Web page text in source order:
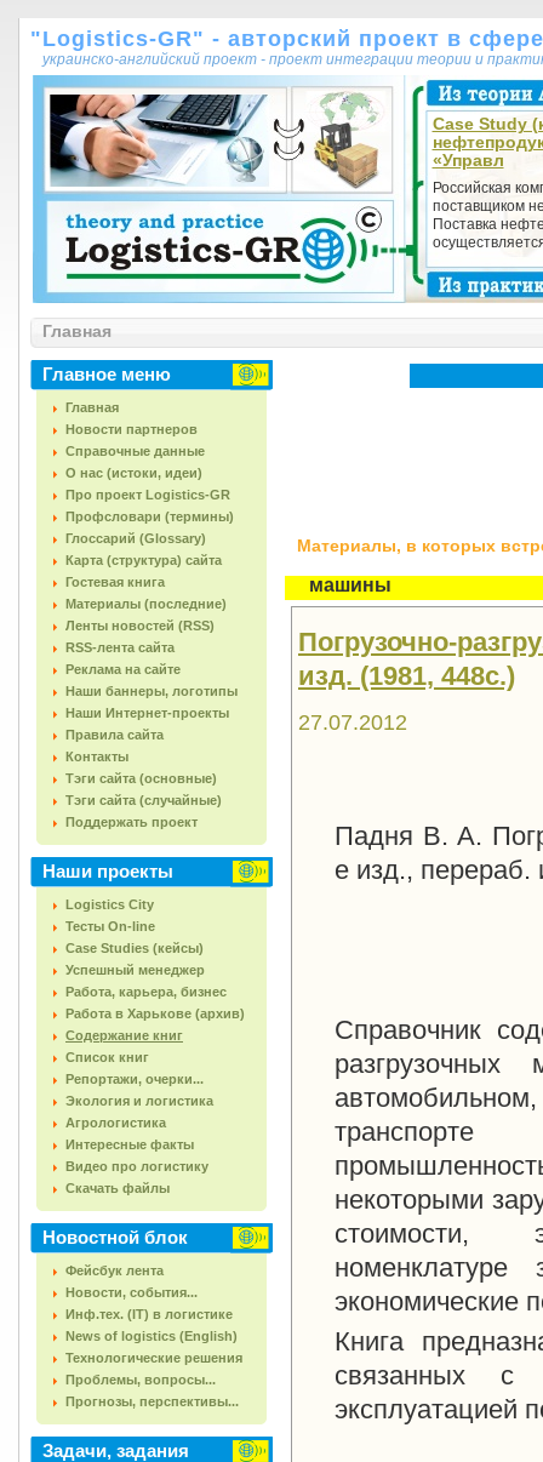
"Logistics-GR" - авторский проект в
украинско-английский проект - проект интеграции теории и
Case Study
«Управл
Российская
поставщиком
Поставка
Главная
Главное меню
Главная
Новости партнеров
Справочные данные
О нас (истоки, идеи)
Про проект Logistics-GR
Профсловари (термины)
Глоссарий (Glossary)
Карта (структура) сайта
Гостевая книга
Материалы (последние)
Ленты новостей (RSS)
RSS-лента сайта
Реклама на сайте
Наши баннеры, логотипы
Наши Интернет-проекты
Правила сайта
Контакты
Тэги сайта (основные)
Тэги сайта (случайные)
Поддержать проект
Наши проекты
Logistics City
Тесты On-line
Case Studies (кейсы)
Успешный менеджер
Работа, карьера, бизнес
Работа в Харькове (архив)
Содержание книг
Список книг
Репортажи, очерки...
Экология и логистика
Агрологистика
Интересные факты
Видео про логистику
Скачать файлы
Новостной блок
Фейсбук лента
Новости, события...
Инф.тех. (IT) в логистике
News of logistics (English)
Технологические решения
Проблемы, вопросы...
Прогнозы, перспективы...
Задачи, задания
Материалы, в которых
машины
Погрузочно-
изд. (1981, 448с.)
27.07.2012
Падня В. А.
е изд.,
Справочник
некоторыми
стоимости,
экономические
Книга
связанных с
эксплуатацией